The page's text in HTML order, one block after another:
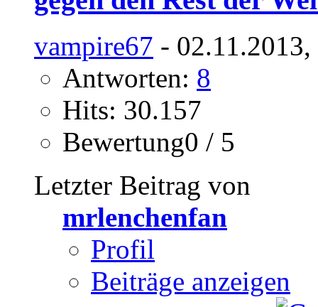
vampire67 -
Antworten: 8
Hits: 30.157
Bewertung0 / 5
Letzter Beitrag von
mrlenchenfan
Profil
Beiträge anzeigen